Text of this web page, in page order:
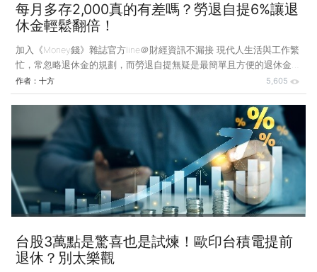
每月多存2,000真的有差嗎？勞退自提6%讓退
休金輕鬆翻倍！
加入《Money錢》雜誌官方line＠財經資訊不漏接 現代人生活與工作繁
忙，常忽略退休金的規劃，而勞退自提無疑是最簡單且方便的退休金儲
蓄策略，只需每月將薪水的一部分投入政府為你準備的「存錢罐」，就
能穩步累積退休金。 有個爸爸來找我，他住台東，46歲，跟父母同
住，養兩個孩子，一個9歲，一個11歲，開了一間理髮廳，但這幾年生
意清淡，收入不佳。 他說，太太全職照顧孩子，父親兩年前中風，也
靠太太照顧，還要煮飯採買，並接些手工補貼家用，沒辦法出去工作。
家中4個大人、2個小孩，共6口人，一年開銷140萬元，賺的根本不夠
花。為了支付父親的醫療費與兒子的補習費，太太2
作者： 十方 5,605
台股3萬點是驚喜也是試煉！歐印台積電提前
退休？別太樂觀